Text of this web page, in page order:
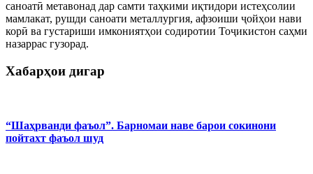
саноатӣ метавонад дар самти таҳкими иқтидори истеҳсолии
мамлакат, рушди саноати металлургия, афзоиши ҷойҳои нави
корӣ ва густариши имкониятҳои содиротии Тоҷикистон саҳми
назаррас гузорад.
Хабарҳои дигар
“Шаҳрванди фаъол”. Барномаи наве барои сокинони
пойтахт фаъол шуд